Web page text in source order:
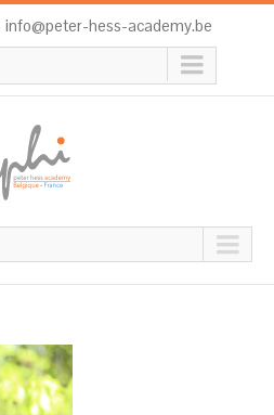
info@peter-hess-academy.be